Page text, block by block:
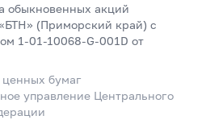
обыкновенных акций
(Приморский край) с
1-01-10068-G-001D от
бумаг
управление Центрального